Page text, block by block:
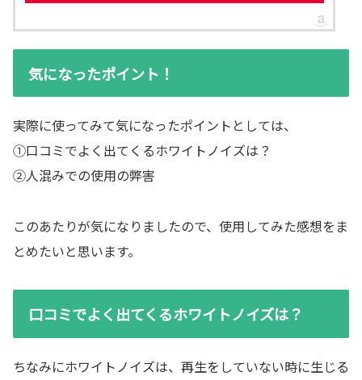
気になったポイント！
実際に使ってみて気になったポイントとしては、
①口コミでよく出てくるホワイトノイズは？
②人混みでの使用の弊害
このあたりが気になりましたので、使用してみた感想をま
とめたいと思います。
口コミでよく出てくるホワイトノイズは？
ちなみにホワイトノイズは、再生をしていない時に生じる